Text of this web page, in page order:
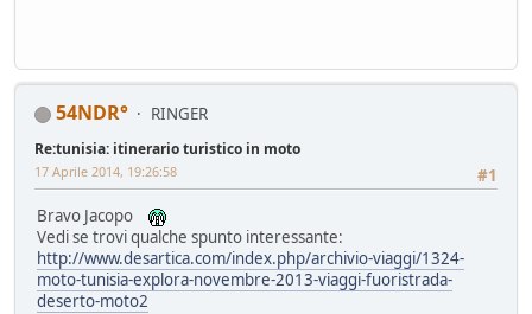
54NDR° RINGER
Re:tunisia: itinerario turistico in moto
#1
17 Aprile 2014, 19:26:58
Bravo Jacopo
Vedi se trovi qualche spunto interessante:
http://www.desartica.com/index.php/archivio-viaggi/1324-
moto-tunisia-explora-novembre-2013-viaggi-fuoristrada-
deserto-moto2